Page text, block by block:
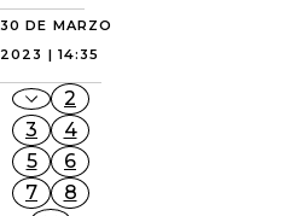
30 DE MARZO
2023 | 14:35
2
3
4
5
6
7
8